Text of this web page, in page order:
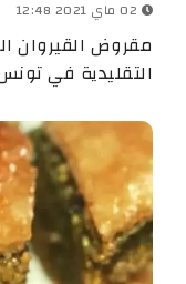
مقروض القيروان
التقليدية في